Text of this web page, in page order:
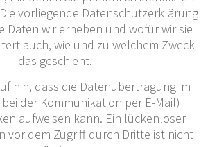
vorliegende Datenschutzerklärung
Daten wir erheben und wofür wir sie
auch, wie und zu welchem Zweck
das geschieht.
hin, dass die Datenübertragung im
der Kommunikation per E-Mail)
aufweisen kann. Ein lückenloser
vor dem Zugriff durch Dritte ist nicht